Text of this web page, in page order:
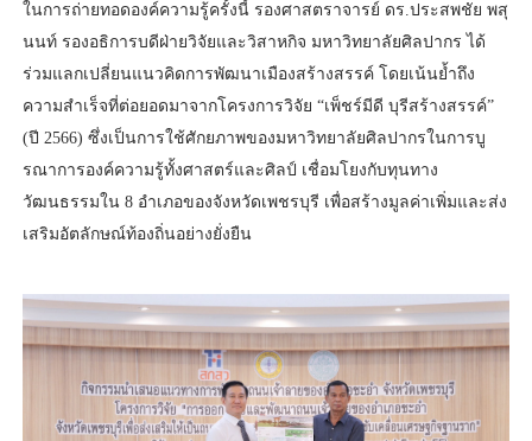
ในการถ่ายทอดองค์ความรู้ครั้งนี้ รองศาสตราจารย์ ดร.ประสพชัย พสุ
นนท์ รองอธิการบดีฝ่ายวิจัยและวิสาหกิจ มหาวิทยาลัยศิลปากร ได้
ร่วมแลกเปลี่ยนแนวคิดการพัฒนาเมืองสร้างสรรค์ โดยเน้นย้ำถึง
ความสำเร็จที่ต่อยอดมาจากโครงการวิจัย “เพ็ชร์มีดี บุรีสร้างสรรค์”
(ปี 2566) ซึ่งเป็นการใช้ศักยภาพของมหาวิทยาลัยศิลปากรในการบู
รณาการองค์ความรู้ทั้งศาสตร์และศิลป์ เชื่อมโยงกับทุนทาง
วัฒนธรรมใน 8 อำเภอของจังหวัดเพชรบุรี เพื่อสร้างมูลค่าเพิ่มและส่ง
เสริมอัตลักษณ์ท้องถิ่นอย่างยั่งยืน